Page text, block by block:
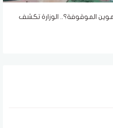
الموقوفة؟.. الوزارة تكشف